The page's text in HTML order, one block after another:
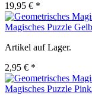
19,95 € *
Magisches Puzzle
Artikel auf Lager.
2,95 € *
Magisches Puzzle